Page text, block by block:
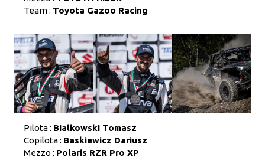
Team : Toyota Gazoo Racing
Pilota : Bialkowski Tomasz
Copilota : Baskiewicz Dariusz
Mezzo : Polaris RZR Pro XP